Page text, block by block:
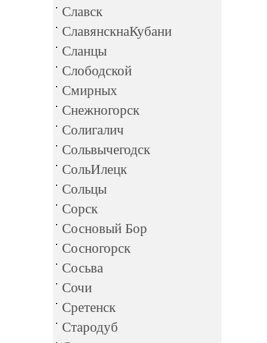
Славск
СлавянскнаКубани
Сланцы
Слободской
Смирных
Снежногорск
Солигалич
Сольвычегодск
СольИлецк
Сольцы
Сорск
Сосновый Бор
Сосногорск
Сосьва
Сочи
Сретенск
Стародуб